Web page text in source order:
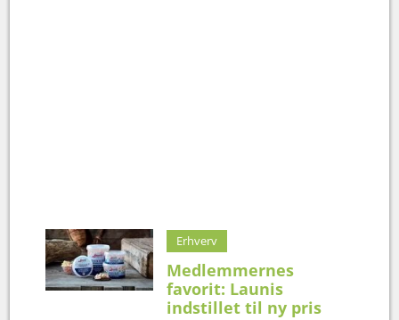
Erhverv
Medlemmernes
favorit: Launis
indstillet til ny pris